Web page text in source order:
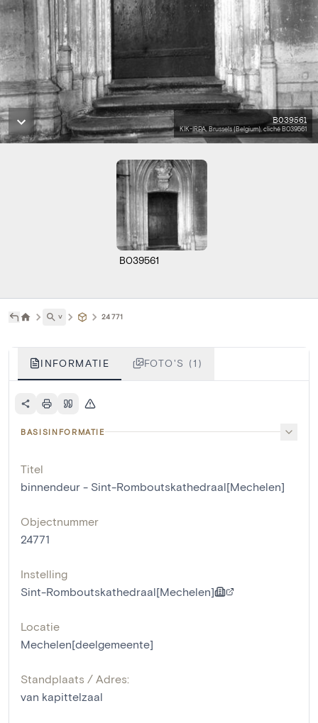
B039561
KIK-IRPA, Brussels (Belgium), cliché B039561
B039561
˅ 24771
INFORMATIE FOTO'S (1)
BASISINFORMATIE
Titel
binnendeur - Sint-Romboutskathedraal[Mechelen]
Objectnummer
24771
Instelling
Sint-Romboutskathedraal[Mechelen]
Locatie
Mechelen[deelgemeente]
Standplaats / Adres:
van kapittelzaal